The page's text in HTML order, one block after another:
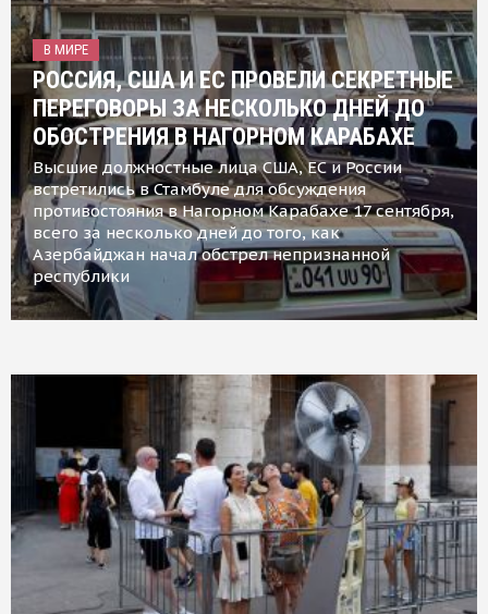
В МИРЕ
РОССИЯ, США И ЕС ПРОВЕЛИ СЕКРЕТНЫЕ
ПЕРЕГОВОРЫ ЗА НЕСКОЛЬКО ДНЕЙ ДО
ОБОСТРЕНИЯ В НАГОРНОМ КАРАБАХЕ
Высшие должностные лица США, ЕС и России
встретились в Стамбуле для обсуждения
противостояния в Нагорном Карабахе 17 сентября,
всего за несколько дней до того, как
Азербайджан начал обстрел непризнанной
республики